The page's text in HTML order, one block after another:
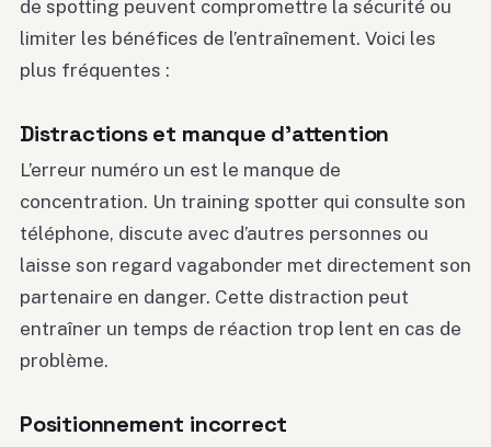
de spotting peuvent compromettre la sécurité ou
limiter les bénéfices de l’entraînement. Voici les
plus fréquentes :
Distractions et manque d’attention
L’erreur numéro un est le manque de
concentration. Un training spotter qui consulte son
téléphone, discute avec d’autres personnes ou
laisse son regard vagabonder met directement son
partenaire en danger. Cette distraction peut
entraîner un temps de réaction trop lent en cas de
problème.
Positionnement incorrect